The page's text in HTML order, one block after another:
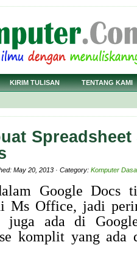
KIRIM TULISAN TENTANG KAMI
May 20, 2013 · Category: Komputer
Google Docs
Ms Office, jadi
ada di
komplit yang ada